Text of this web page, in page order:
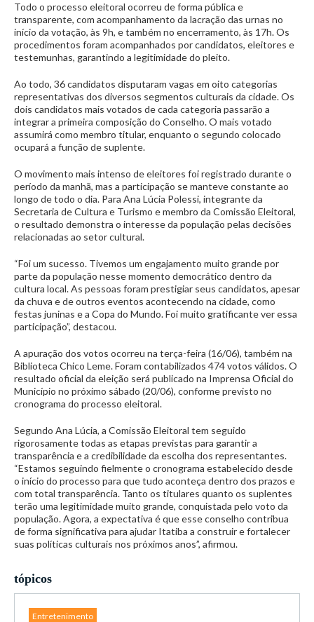
Todo o processo eleitoral ocorreu de forma pública e
transparente, com acompanhamento da lacração das urnas no
início da votação, às 9h, e também no encerramento, às 17h. Os
procedimentos foram acompanhados por candidatos, eleitores e
testemunhas, garantindo a legitimidade do pleito.
Ao todo, 36 candidatos disputaram vagas em oito categorias
representativas dos diversos segmentos culturais da cidade. Os
dois candidatos mais votados de cada categoria passarão a
integrar a primeira composição do Conselho. O mais votado
assumirá como membro titular, enquanto o segundo colocado
ocupará a função de suplente.
O movimento mais intenso de eleitores foi registrado durante o
período da manhã, mas a participação se manteve constante ao
longo de todo o dia. Para Ana Lúcia Polessi, integrante da
Secretaria de Cultura e Turismo e membro da Comissão Eleitoral,
o resultado demonstra o interesse da população pelas decisões
relacionadas ao setor cultural.
“Foi um sucesso. Tivemos um engajamento muito grande por
parte da população nesse momento democrático dentro da
cultura local. As pessoas foram prestigiar seus candidatos, apesar
da chuva e de outros eventos acontecendo na cidade, como
festas juninas e a Copa do Mundo. Foi muito gratificante ver essa
participação”, destacou.
A apuração dos votos ocorreu na terça-feira (16/06), também na
Biblioteca Chico Leme. Foram contabilizados 474 votos válidos. O
resultado oficial da eleição será publicado na Imprensa Oficial do
Município no próximo sábado (20/06), conforme previsto no
cronograma do processo eleitoral.
Segundo Ana Lúcia, a Comissão Eleitoral tem seguido
rigorosamente todas as etapas previstas para garantir a
transparência e a credibilidade da escolha dos representantes.
“Estamos seguindo fielmente o cronograma estabelecido desde
o início do processo para que tudo aconteça dentro dos prazos e
com total transparência. Tanto os titulares quanto os suplentes
terão uma legitimidade muito grande, conquistada pelo voto da
população. Agora, a expectativa é que esse conselho contribua
de forma significativa para ajudar Itatiba a construir e fortalecer
suas políticas culturais nos próximos anos”, afirmou.
tópicos
Entretenimento